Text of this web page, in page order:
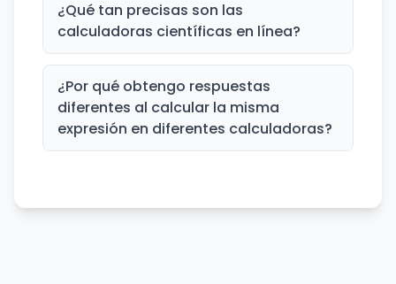
¿Qué tan precisas son las
calculadoras científicas en línea?
¿Por qué obtengo respuestas
diferentes al calcular la misma
expresión en diferentes calculadoras?